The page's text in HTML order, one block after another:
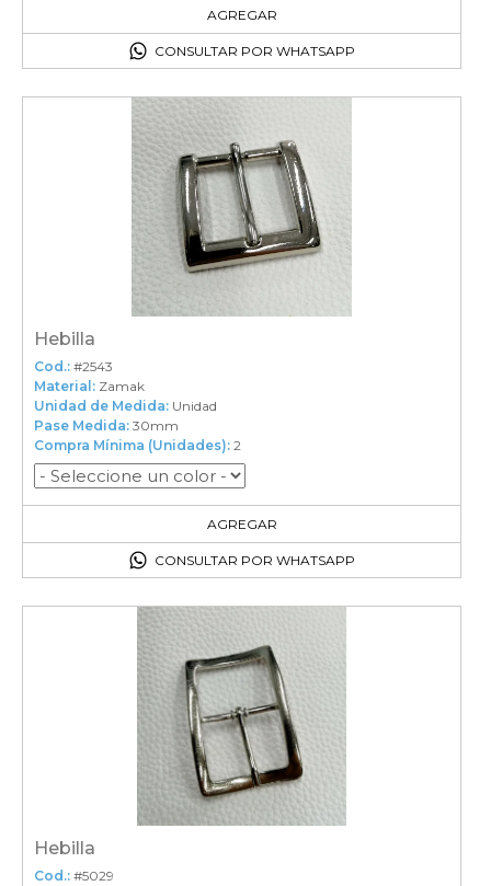
AGREGAR
CONSULTAR POR WHATSAPP
Hebilla
Cod.: #2543
Material: Zamak
Unidad de Medida: Unidad
Pase Medida: 30mm
Compra Mínima (Unidades): 2
AGREGAR
2en el carrito
CONSULTAR POR WHATSAPP
Hebilla
Cod.: #5029